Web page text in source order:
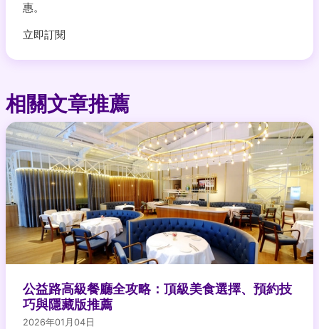
惠。
立即訂閱
相關文章推薦
公益路高級餐廳全攻略：頂級美食選擇、預約技
巧與隱藏版推薦
2026年01月04日